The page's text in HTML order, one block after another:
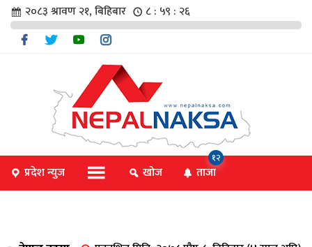
२०८३ श्रावण २१, बिहिबार ८ : ५९ : २६
प्रदेश न्युज खोज ताजा
१२